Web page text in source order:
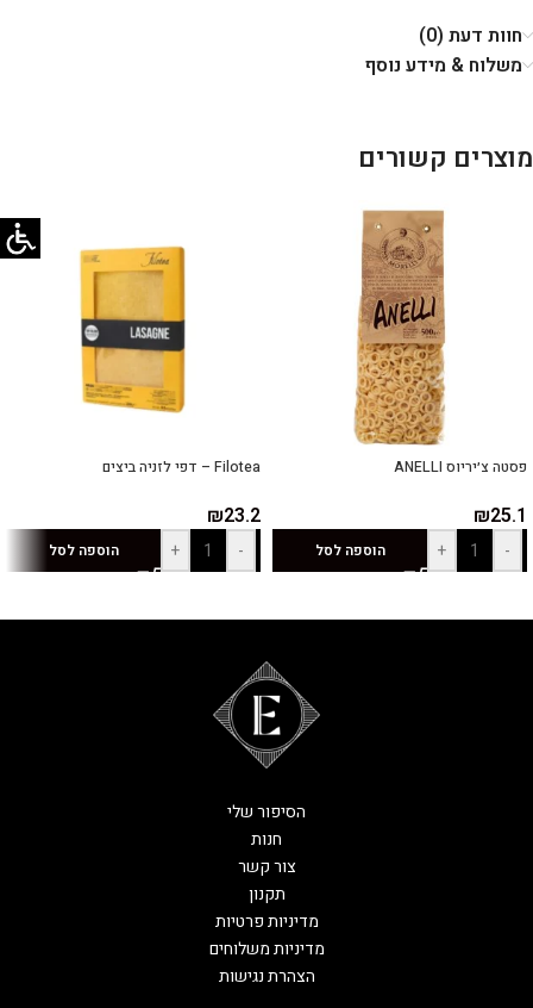
חוות דעת (0)
משלוח & מידע נוסף
מוצרים קשורים
פסטה צ׳יריוס ANELLI
₪25.1
-
+ הוספה לסל
Filotea – דפי לזניה ביצים
₪23.2
-
+ הוספה לסל
הסיפור שלי
חנות
צור קשר
תקנון
מדיניות פרטיות
מדיניות משלוחים
הצהרת נגישות